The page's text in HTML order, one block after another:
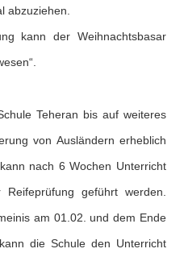
abzuziehen.
kann der Weihnachtsbasar
Teheran bis auf weiteres
von Ausländern erheblich
nach 6 Wochen Unterricht
geführt werden.
am 01.02. und dem Ende
die Schule den Unterricht